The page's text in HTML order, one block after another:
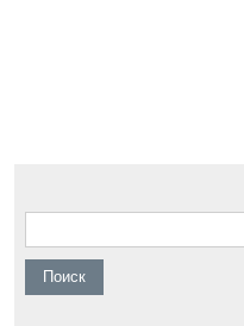
Найти: